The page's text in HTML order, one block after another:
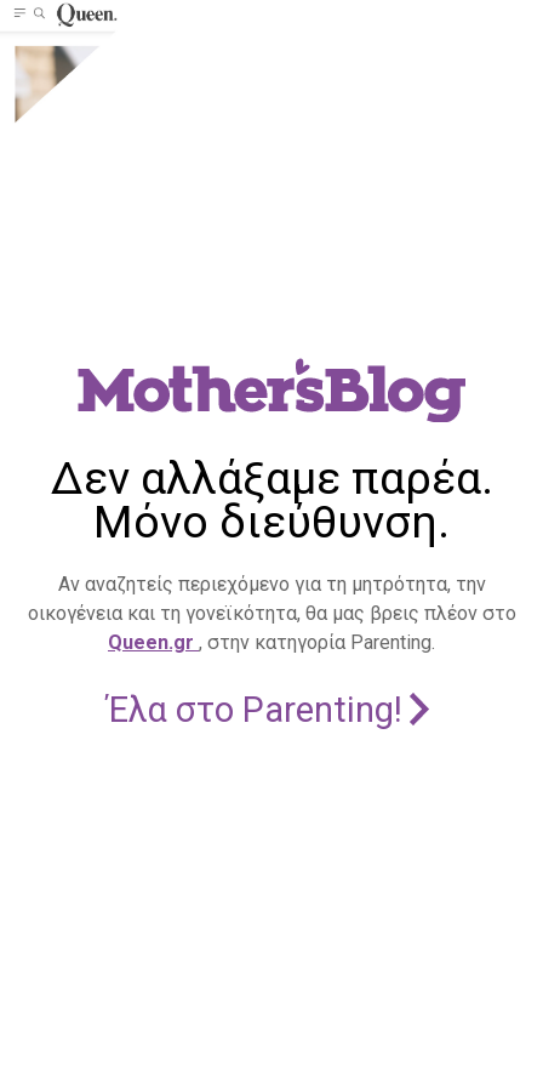
Δεν αλλάξαμε παρέα.
Μόνο διεύθυνση.
Αν αναζητείς περιεχόμενο για τη μητρότητα, την
οικογένεια και τη γονεϊκότητα, θα μας βρεις πλέον στο
Queen.gr , στην κατηγορία Parenting.
Έλα στο Parenting!